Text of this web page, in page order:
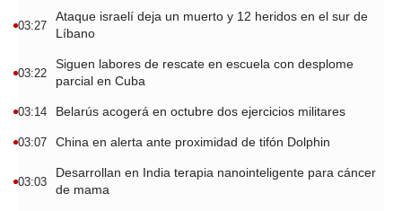
03:27
Ataque israelí deja un muerto y 12 heridos en el sur de
Líbano
03:22
Siguen labores de rescate en escuela con desplome
parcial en Cuba
03:14 Belarús acogerá en octubre dos ejercicios militares
03:07 China en alerta ante proximidad de tifón Dolphin
03:03
Desarrollan en India terapia nanointeligente para cáncer
de mama